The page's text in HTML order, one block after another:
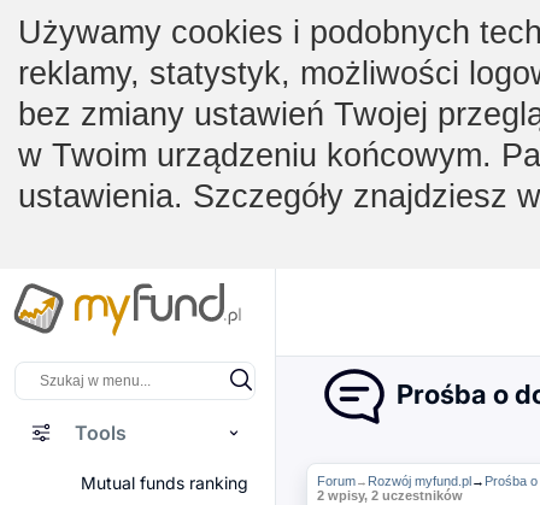
Używamy cookies i podobnych
reklamy, statystyk, możliwości
bez zmiany ustawień Twojej
w Twoim urządzeniu końcowym.
ustawienia. Szczegóły znajdziesz
Tools
Mutual funds ranking
Prośba o
Forum→ Rozwój myfund.pl→ Prośba
2 wpisy, 2 uczestników